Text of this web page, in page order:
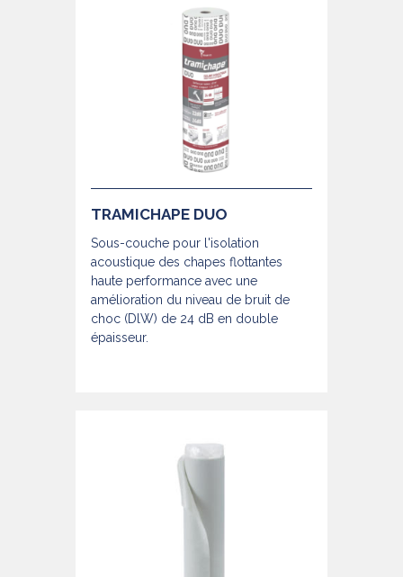
TRAMICHAPE DUO
Sous-couche pour l'isolation
acoustique des chapes flottantes
haute performance avec une
amélioration du niveau de bruit de
choc (DlW) de 24 dB en double
épaisseur.